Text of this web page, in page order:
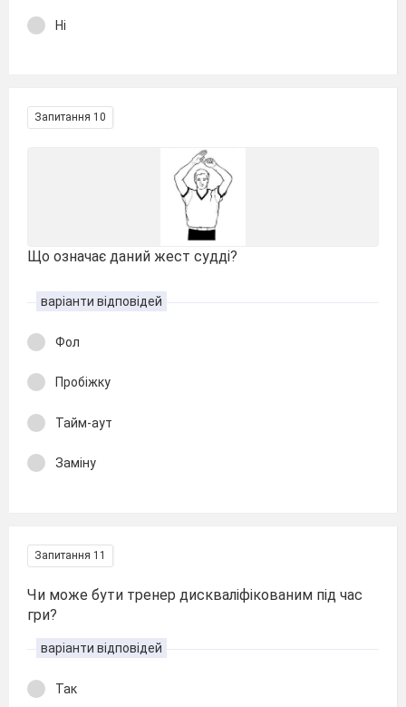
Ні
Запитання 10
Що означає даний жест судді?
варіанти відповідей
Фол
Пробіжку
Тайм-аут
Заміну
Запитання 11
Чи може бути тренер дискваліфікованим під час
гри?
варіанти відповідей
Так